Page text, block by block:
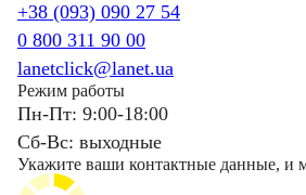
+38 (093) 090 27 54
0 800 311 90 00
lanetclick@lanet.ua
Режим работы
Пн-Пт: 9:00-18:00
Сб-Вс: выходные
Укажите ваши контактные данные, и